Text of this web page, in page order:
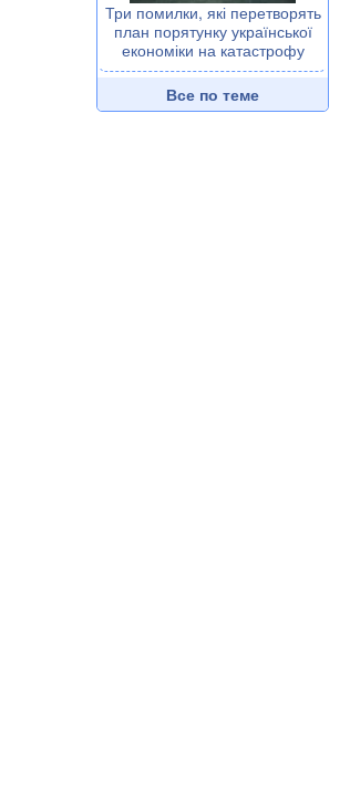
Три помилки, які перетворять
план порятунку української
економіки на катастрофу
Все по теме